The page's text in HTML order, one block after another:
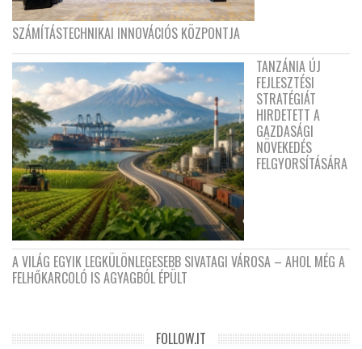
SZÁMÍTÁSTECHNIKAI INNOVÁCIÓS KÖZPONTJA
TANZÁNIA ÚJ
FEJLESZTÉSI
STRATÉGIÁT
HIRDETETT A
GAZDASÁGI
NÖVEKEDÉS
FELGYORSÍTÁSÁRA
A VILÁG EGYIK LEGKÜLÖNLEGESEBB SIVATAGI VÁROSA – AHOL MÉG A
FELHŐKARCOLÓ IS AGYAGBÓL ÉPÜLT
FOLLOW.IT